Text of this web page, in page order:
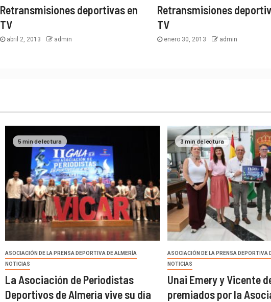
Retransmisiones deportivas en
TV
abril 2, 2013 admin
Retransmisiones
TV
enero 30, 2013 admin
5 min de lectura
ASOCIACIÓN DE LA PRENSA DEPORTIVA DE ALMERÍA
NOTICIAS
La Asociación de Periodistas
Deportivos de Almería vive su día
3 min de lectura
ASOCIACIÓN DE LA PRENSA DEPORTIVA
NOTICIAS
Unai Emery y Vicente
premiados por la